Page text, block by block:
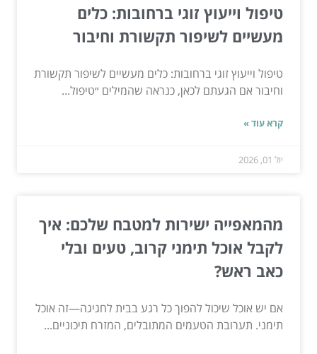
טיפול וייעוץ זוגי ברחובות: כלים
מעשיים לשיפור תקשורת וחיבור
טיפול וייעוץ זוגי ברחובות: כלים מעשיים לשיפור תקשורת
וחיבור אם הגעתם לכאן, כנראה שהמילים ״טיפול...
קרא עוד »
יול 01, 2026
מהמאפייה ישירות למטבח שלכם: איך
לקבל אוכל תימני קרוב, טעים ובלי
כאב ראש?
אם יש אוכל שיכול להפוך כל רגע בבית לחגיגה—זה אוכל
תימני. תערובת הטעמים המתובלים, המזרח תיכוניים...